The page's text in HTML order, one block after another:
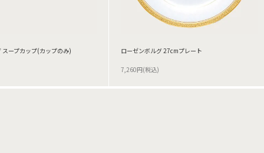
スープカップ(カップのみ) ローゼンボルグ 27cmプレート
7,260円(税込)